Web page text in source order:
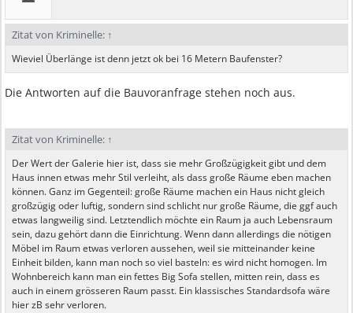
Zitat von Kriminelle: ↑
Wieviel Überlänge ist denn jetzt ok bei 16 Metern Baufenster?
Die Antworten auf die Bauvoranfrage stehen noch aus.
Zitat von Kriminelle: ↑
Der Wert der Galerie hier ist, dass sie mehr Großzügigkeit gibt und dem
Haus innen etwas mehr Stil verleiht, als dass große Räume eben machen
können. Ganz im Gegenteil: große Räume machen ein Haus nicht gleich
großzügig oder luftig, sondern sind schlicht nur große Räume, die ggf auch
etwas langweilig sind. Letztendlich möchte ein Raum ja auch Lebensraum
sein, dazu gehört dann die Einrichtung. Wenn dann allerdings die nötigen
Möbel im Raum etwas verloren aussehen, weil sie mitteinander keine
Einheit bilden, kann man noch so viel basteln: es wird nicht homogen. Im
Wohnbereich kann man ein fettes Big Sofa stellen, mitten rein, dass es
auch in einem grösseren Raum passt. Ein klassisches Standardsofa wäre
hier zB sehr verloren.